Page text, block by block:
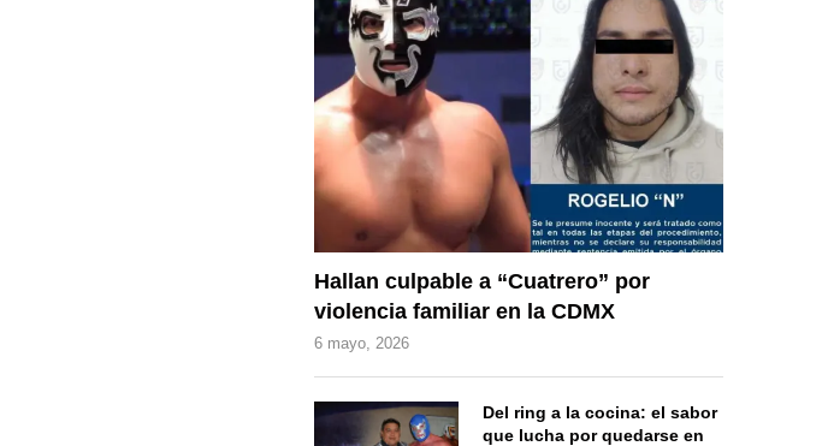
Hallan culpable a “Cuatrero” por
violencia familiar en la CDMX
6 mayo, 2026
Del ring a la cocina: el sabor
que lucha por quedarse en